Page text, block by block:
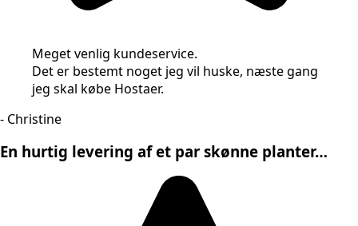
Meget venlig kundeservice.
Det er bestemt noget jeg vil huske, næste gang
jeg skal købe Hostaer.
- Christine
En hurtig levering af et par skønne planter…